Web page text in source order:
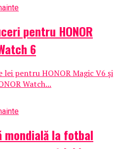
pentru HONOR
6
lei pentru HONOR Magic V6 și
Watch...
mondială la fotbal